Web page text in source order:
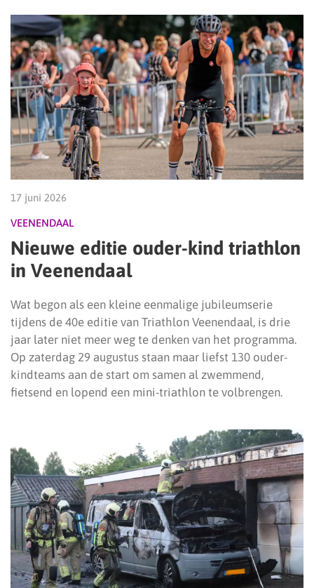
17 juni 2026
VEENENDAAL
Nieuwe editie ouder-kind triathlon
in Veenendaal
Wat begon als een kleine eenmalige jubileumserie
tijdens de 40e editie van Triathlon Veenendaal, is drie
jaar later niet meer weg te denken van het programma.
Op zaterdag 29 augustus staan maar liefst 130 ouder-
kindteams aan de start om samen al zwemmend,
fietsend en lopend een mini-triathlon te volbrengen.